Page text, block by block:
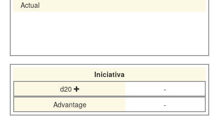
Actual
Iniciativa
d20
-
Advantage
-